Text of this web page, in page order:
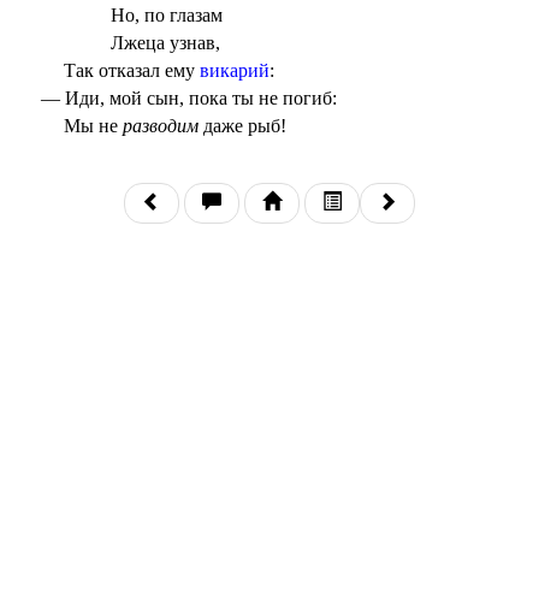
Но, по глазам
Лжеца узнав,
Так отказал емувикарий:
— Иди, мой сын, пока ты не погиб:
Мы неразводим даже рыб!